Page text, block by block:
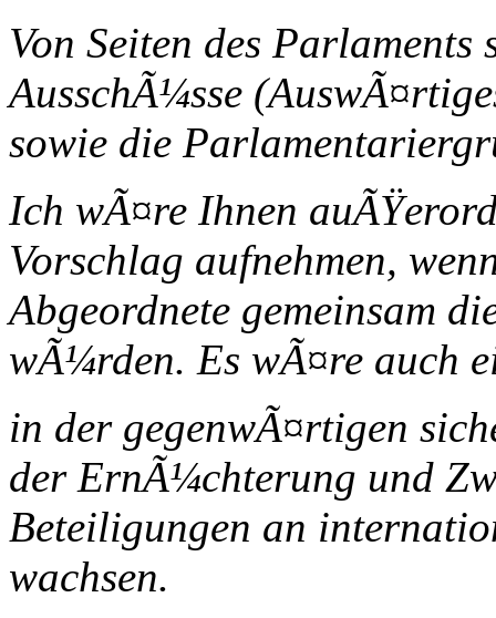
Von Seiten des
AusschÃ¼sse
sowie die
Ich wÃ¤re Ihnen
Vorschlag aufnehmen,
Abgeordnete gemeinsam
wÃ¼rden. Es wÃ¤re auch
in der gegenwÃ¤rtigen
der ErnÃ¼chterung und
Beteiligungen an
wachsen.